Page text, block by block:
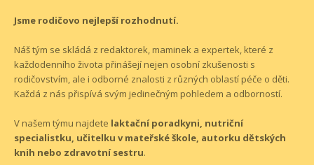
Jsme rodičovo nejlepší rozhodnutí.
Náš tým se skládá z redaktorek, maminek a expertek, které z
každodenního života přinášejí nejen osobní zkušenosti s
rodičovstvím, ale i odborné znalosti z různých oblastí péče o děti.
Každá z nás přispívá svým jedinečným pohledem a odborností.
V našem týmu najdete laktační poradkyni, nutriční
specialistku, učitelku v mateřské škole, autorku dětských
knih nebo zdravotní sestru.